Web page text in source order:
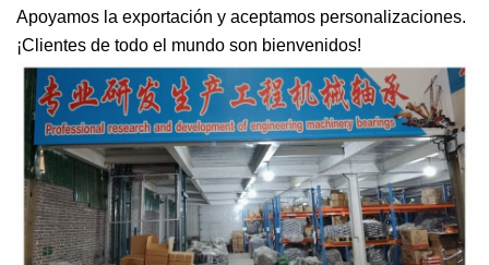
Apoyamos la exportación y aceptamos personalizaciones.
¡Clientes de todo el mundo son bienvenidos!